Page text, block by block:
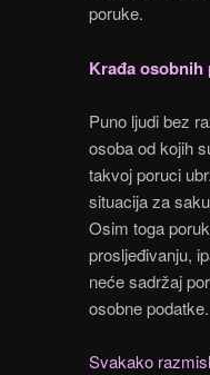
poruke.
Krađa osobnih
Puno ljudi bez
osoba od kojih
takvoj poruci
situacija za
Osim toga
prosljeđivanju,
neće sadržaj
osobne podatke.
Svakako